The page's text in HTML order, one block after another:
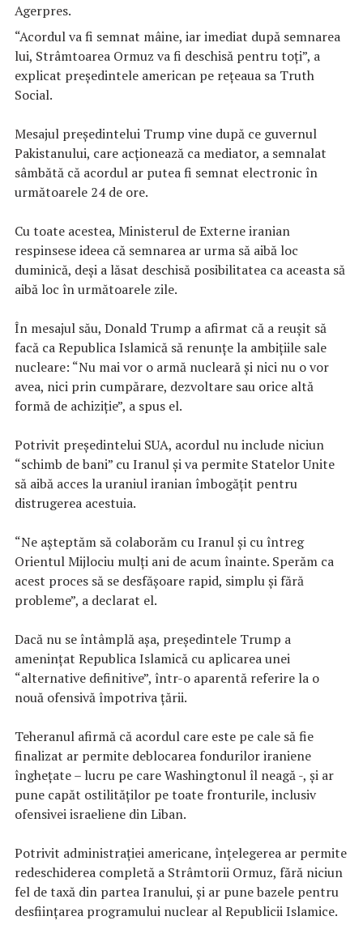
Agerpres.
“Acordul va fi semnat mâine, iar imediat după semnarea
lui, Strâmtoarea Ormuz va fi deschisă pentru toţi”, a
explicat preşedintele american pe reţeaua sa Truth
Social.
Mesajul preşedintelui Trump vine după ce guvernul
Pakistanului, care acţionează ca mediator, a semnalat
sâmbătă că acordul ar putea fi semnat electronic în
următoarele 24 de ore.
Cu toate acestea, Ministerul de Externe iranian
respinsese ideea că semnarea ar urma să aibă loc
duminică, deşi a lăsat deschisă posibilitatea ca aceasta să
aibă loc în următoarele zile.
În mesajul său, Donald Trump a afirmat că a reuşit să
facă ca Republica Islamică să renunţe la ambiţiile sale
nucleare: “Nu mai vor o armă nucleară şi nici nu o vor
avea, nici prin cumpărare, dezvoltare sau orice altă
formă de achiziţie”, a spus el.
Potrivit preşedintelui SUA, acordul nu include niciun
“schimb de bani” cu Iranul şi va permite Statelor Unite
să aibă acces la uraniul iranian îmbogăţit pentru
distrugerea acestuia.
“Ne aşteptăm să colaborăm cu Iranul şi cu întreg
Orientul Mijlociu mulţi ani de acum înainte. Sperăm ca
acest proces să se desfăşoare rapid, simplu şi fără
probleme”, a declarat el.
Dacă nu se întâmplă aşa, preşedintele Trump a
ameninţat Republica Islamică cu aplicarea unei
“alternative definitive”, într-o aparentă referire la o
nouă ofensivă împotriva ţării.
Teheranul afirmă că acordul care este pe cale să fie
finalizat ar permite deblocarea fondurilor iraniene
îngheţate – lucru pe care Washingtonul îl neagă -, şi ar
pune capăt ostilităţilor pe toate fronturile, inclusiv
ofensivei israeliene din Liban.
Potrivit administraţiei americane, înţelegerea ar permite
redeschiderea completă a Strâmtorii Ormuz, fără niciun
fel de taxă din partea Iranului, şi ar pune bazele pentru
desfiinţarea programului nuclear al Republicii Islamice.